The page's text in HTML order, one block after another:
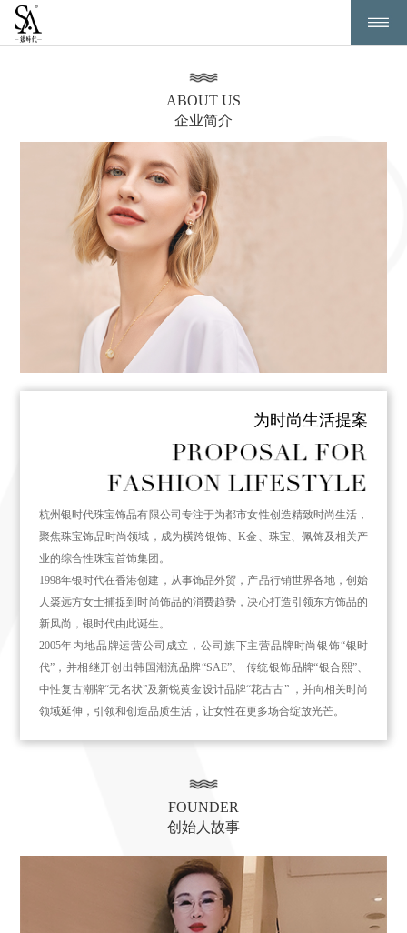
ABOUT US
企业简介
为时尚生活提案
杭州银时代珠宝饰品有限公司专注于为都市女性创造精致时尚生活，
聚焦珠宝饰品时尚领域，成为横跨银饰、K金、珠宝、佩饰及相关产
业的综合性珠宝首饰集团。
1998年银时代在香港创建，从事饰品外贸，产品行销世界各地，创始
人裘远方女士捕捉到时尚饰品的消费趋势，决心打造引领东方饰品的
新风尚，银时代由此诞生。
2005年内地品牌运营公司成立，公司旗下主营品牌时尚银饰“银时
代”，并相继开创出韩国潮流品牌“SAE”、 传统银饰品牌“银合熙”、
中性复古潮牌“无名状”及新锐黄金设计品牌“花古古” ，并向相关时尚
领域延伸，引领和创造品质生活，让女性在更多场合绽放光芒。
FOUNDER
创始人故事